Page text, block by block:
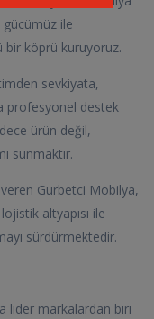
ile
bir köprü kuruyoruz.
sevkiyata,
profesyonel destek
ürün değil,
sunmaktır.
Gurbetci Mobilya,
altyapısı ile
sürdürmektedir.
lider markalardan biri